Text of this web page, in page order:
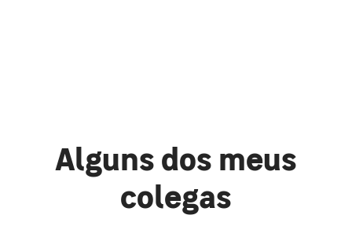
Alguns dos meus
colegas